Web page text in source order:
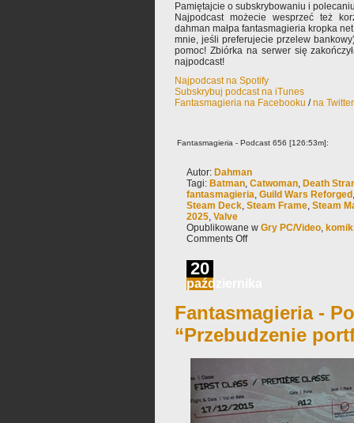
Pamiętajcie o subskrybowaniu i
Najpodcast możecie wesprzeć też
dahman małpa fantasmagieria kropka
mnie, jeśli preferujecie przelew
pomoc! Zbiórka na serwer się
najpodcast!
Najpodcast na Spotify
Subskrybuj podcast na iTunes
Fantasmagieria na Facebooku /na
Fantasmagieria - Podcast 656 [126:53m]:
Autor: Dahman
Tagi: Batman, Catwoman, Death
fantasmagieria, Guild Wars Reforged
Steam Deck, Steam Frame, Steam
2025, Valve
Opublikowane w Gry PC/Video,
Comments Off
20
października
Fantasmagieria -
“Przebudzenie